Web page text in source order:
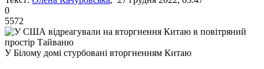
0
5572
У Білому домі стурбовані вторгненням Китаю